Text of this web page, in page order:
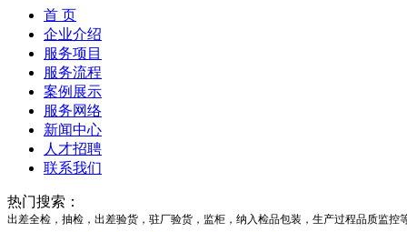
首 页
企业介绍
服务项目
服务流程
案例展示
服务网络
新闻中心
人才招聘
联系我们
热门搜索：
出差全检，抽检，出差验货，驻厂验货，监柜，纳入检品包装，生产过程品质监控